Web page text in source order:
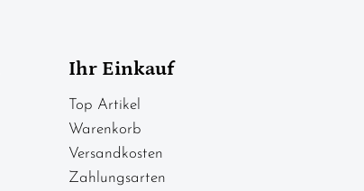
Ihr Einkauf
Top Artikel
Warenkorb
Versandkosten
Zahlungsarten